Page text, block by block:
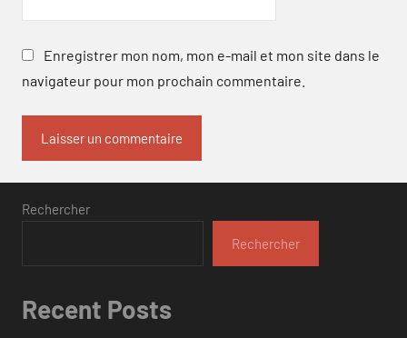
Enregistrer mon nom, mon e-mail et mon site dans le
navigateur pour mon prochain commentaire.
Rechercher
Rechercher
Recent Posts